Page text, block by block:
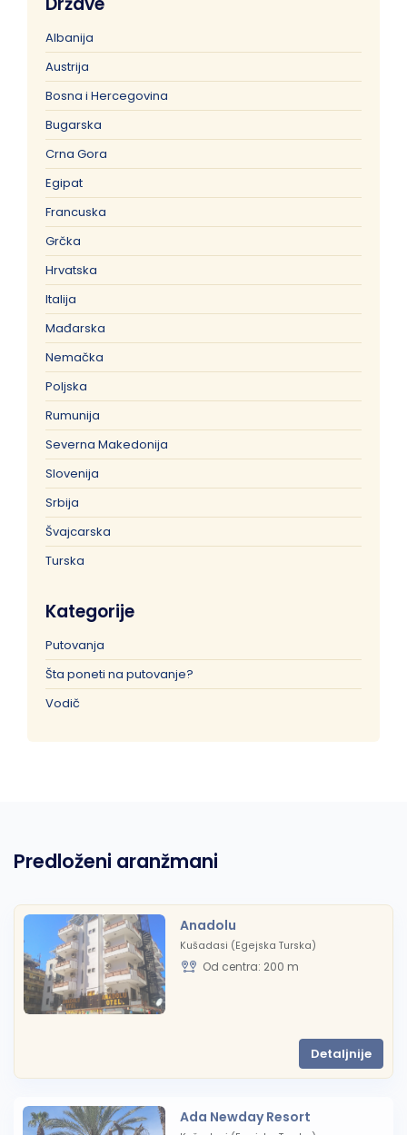
Albanija
Austrija
Bosna i Hercegovina
Bugarska
Crna Gora
Egipat
Francuska
Grčka
Hrvatska
Italija
Mađarska
Nemačka
Poljska
Rumunija
Severna Makedonija
Slovenija
Srbija
Švajcarska
Turska
Kategorije
Putovanja
Šta poneti na putovanje?
Vodič
Predloženi aranžmani
Anadolu
Kušadasi (Egejska Turska)
Od centra: 200 m
Detaljnije
Ada Newday Resort